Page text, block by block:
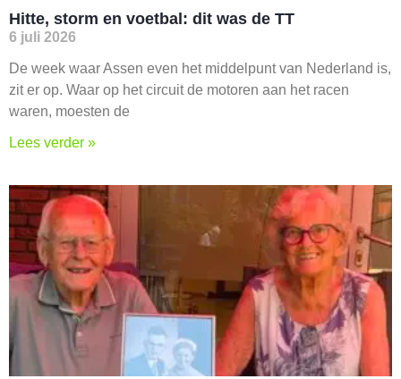
Hitte, storm en voetbal: dit was de TT
6 juli 2026
De week waar Assen even het middelpunt van Nederland is,
zit er op. Waar op het circuit de motoren aan het racen
waren, moesten de
Lees verder »